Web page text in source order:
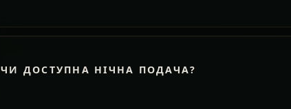
ЧИ ДОСТУПНА НІЧНА ПОДАЧА?